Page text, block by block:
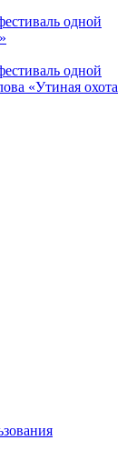
одной
одной
«Утиная охота